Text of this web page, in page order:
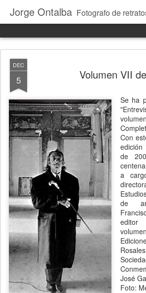
Jorge Ontalba Fotografo de retratos, editorial, publicidad,
DEC
5 Volumen VII
Se ha
Con
edición
de
a
de
José
Foto: